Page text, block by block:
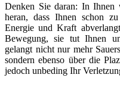
Denken Sie daran: In Ihnen
heran, dass Ihnen schon
Energie und Kraft
Bewegung, sie tut Ihnen
gelangt nicht nur mehr
sondern ebenso über die
jedoch unbeding Ihr